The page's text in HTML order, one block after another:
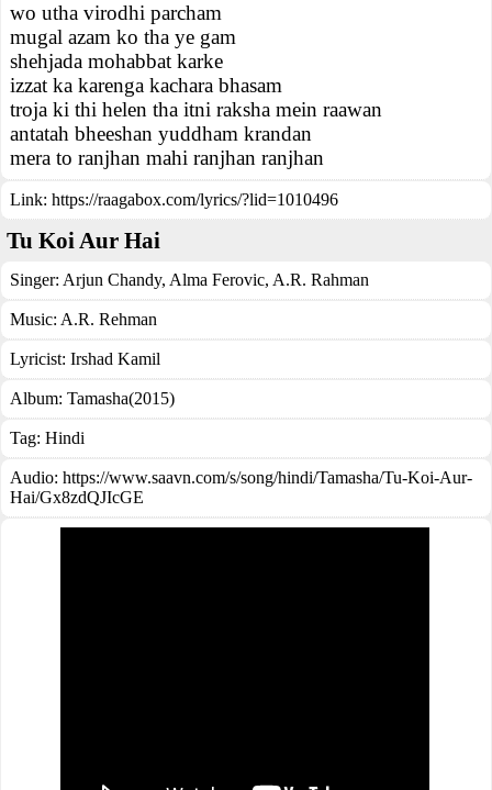
wo utha virodhi parcham
mugal azam ko tha ye gam
shehjada mohabbat karke
izzat ka karenga kachara bhasam
troja ki thi helen tha itni raksha mein raawan
antatah bheeshan yuddham krandan
mera to ranjhan mahi ranjhan ranjhan
Link: https://raagabox.com/lyrics/?lid=1010496
Tu Koi Aur Hai
Singer: Arjun Chandy, Alma Ferovic, A.R. Rahman
Music: A.R. Rehman
Lyricist: Irshad Kamil
Album: Tamasha(2015)
Tag: Hindi
Audio: https://www.saavn.com/s/song/hindi/Tamasha/Tu-Koi-Aur-
Hai/Gx8zdQJIcGE